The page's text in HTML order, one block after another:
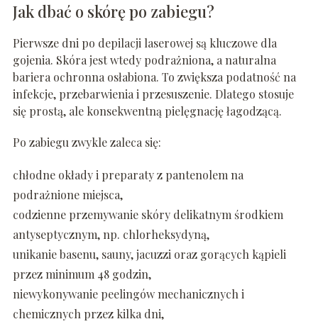
Jak dbać o skórę po zabiegu?
Pierwsze dni po depilacji laserowej są kluczowe dla
gojenia. Skóra jest wtedy podrażniona, a naturalna
bariera ochronna osłabiona. To zwiększa podatność na
infekcje, przebarwienia i przesuszenie. Dlatego stosuje
się prostą, ale konsekwentną pielęgnację łagodzącą.
Po zabiegu zwykle zaleca się:
chłodne okłady i preparaty z pantenolem na
podrażnione miejsca,
codzienne przemywanie skóry delikatnym środkiem
antyseptycznym, np. chlorheksydyną,
unikanie basenu, sauny, jacuzzi oraz gorących kąpieli
przez minimum 48 godzin,
niewykonywanie peelingów mechanicznych i
chemicznych przez kilka dni,